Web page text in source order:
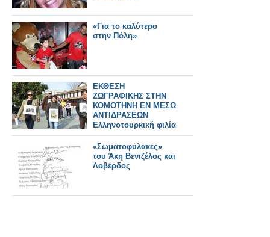
«Για το καλύτερο
στην Πόλη»
ΕΚΘΕΣΗ
ΖΩΓΡΑΦΙΚΗΣ ΣΤΗΝ
ΚΟΜΟΤΗΝΗ ΕΝ ΜΕΣΩ
ΑΝΤΙΔΡΑΣΕΩΝ
Ελληνοτουρκική φιλία
και αντιδράσεις για το
«τουρκοελληνικό
σουργελιστάν»
«Σωματοφύλακες»
του Άκη Βενιζέλος και
Λοβέρδος